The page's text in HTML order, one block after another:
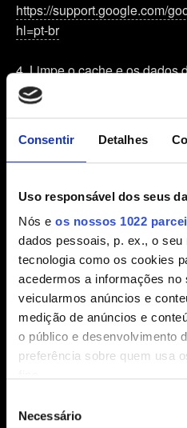
Consentir Detalhes
Uso responsável dos seus
Nós e os nossos 1022
dados pessoais, p. ex., o seu
tecnologia como os cookies
acedermos a informações no
veicularmos anúncios e
medição de anúncios e
o público e desenvolvimento
preferência sobre quem usa
Se permitir, gostaríamos
Necessário
https://support.google.com/
hl=pt-br
4. Limpe o cache e os dados
No dispositivo
Selecione
Role para baixo e
Mage.
Toque em
cache”.
Toque em
“Excluir todos os dados”.
ATENÇÃO: excluir os dados,
jogo, excluirão seus
Rogue Mage.